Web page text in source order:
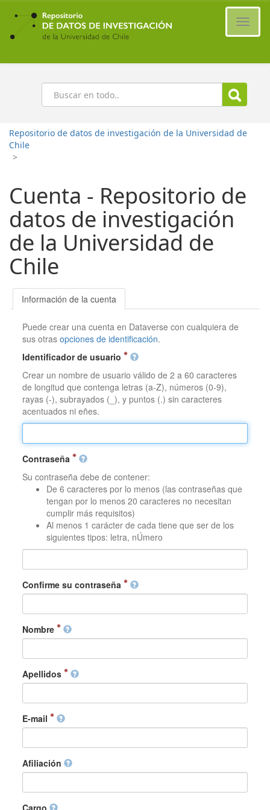
Ir
contenido
principal
Buscar
Repositorio de datos de investigación de la Universidad de
Chile
>
Cuenta - Repositorio de
datos de investigación
de la Universidad de
Chile
Información de la cuenta
Puede crear una cuenta en Dataverse con cualquiera de
sus otrasopciones de identificación.
Identificador de usuario
Crear un nombre de usuario válido de 2 a 60 caracteres
de longitud que contenga letras (a-Z), números (0-9),
rayas (-), subrayados (_), y puntos (.) sin caracteres
acentuados ni eñes.
Contraseña
Su contraseña debe de contener:
De 6 caracteres por lo menos (las contraseñas que
tengan por lo menos 20 caracteres no necesitan
cumplir más requisitos)
Al menos 1 carácter de cada tiene que ser de los
siguientes tipos: letra, nÚmero
Confirme su contraseña
Nombre
Apellidos
E-mail
Afiliación
Cargo